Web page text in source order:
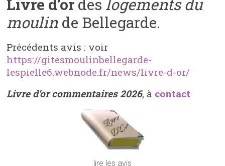
Livre d’or des logements du
moulin de Bellegarde.
Précédents avis : voir
https://gitesmoulinbellegarde-
lespielle6.webnode.fr/news/livre-d-or/
Livre d’or commentaires 2026, à contact
lire les avis